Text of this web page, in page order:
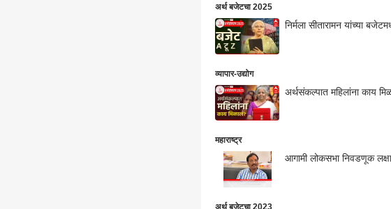
अर्थ बजेटचा 2025
निर्मला सीतारामन यांच्या
व्यापार-उद्योग
महाराष्ट्र
आगामी लोकसभा निवडणूक
अर्थ बजेटचा 2023